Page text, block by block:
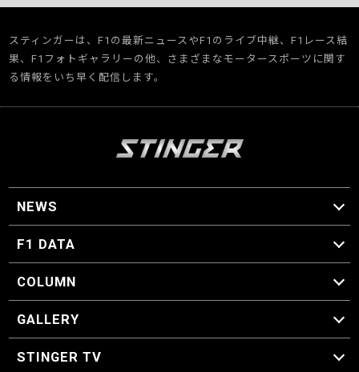
スティンガーは、F1の最新ニュースやF1のライブ中継、F1レース結
果、F1フォトギャラリーの他、さまざまなモータースポーツに関す
る情報をいち早く配信します。
NEWS
F1 ニュース
F1 DATA
F1 日程
F1 データ
COLUMN
マイ・ワンダフル・サーキット
スクーデリア・一方通行
F1に燃え、ゴルフに泣く日々。
スティングくんの部屋
GALLERY
GALLERY
STINGER TV